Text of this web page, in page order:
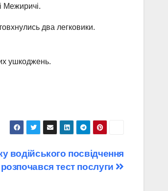
Межиричі.
два легковики.
ушкоджень.
водійського посвідчення
розпочався тест послуги